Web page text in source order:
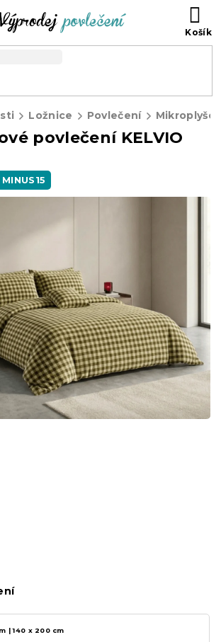
Ložnice Povlečení
povlečení KELVIO
| 140 x 200 cm